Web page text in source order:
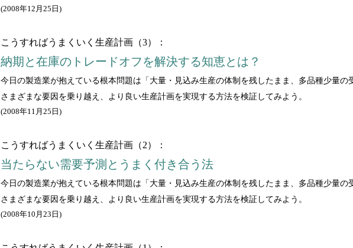
(2008年12月25日 )
こうすればうまくいく生産計画（3）：
納期と在庫のトレードオフを解決する知恵とは？
今日の製造業が抱えている根本問題は「大量・見込み生産の体制を残したまま、多品種少量
さまざまな要因を乗り越え、より良い生産計画を実現する方法を検証してみよう。
(2008年11月25日 )
こうすればうまくいく生産計画（2）：
当たらない需要予測とうまく付き合う法
今日の製造業が抱えている根本問題は「大量・見込み生産の体制を残したまま、多品種少量
さまざまな要因を乗り越え、より良い生産計画を実現する方法を検証してみよう。
(2008年10月23日 )